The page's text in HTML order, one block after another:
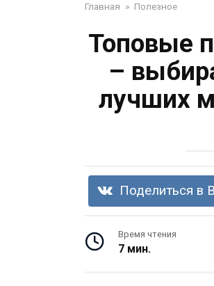
Главная » Полезное
Топовые
–
лучших
Поделиться в
Время чтения
7 мин.